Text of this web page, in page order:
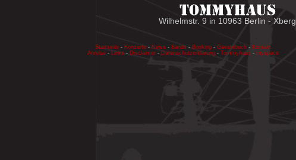
Wilhelmstr. 9 in 10963 Berlin - Xberg
Startseite- Konzerte- News - Bands - Booking- Gaestebuch- Kontakt
Anreise- Links- Disclaimer- Datenschutzerklärung - Tommyhaus - myspace